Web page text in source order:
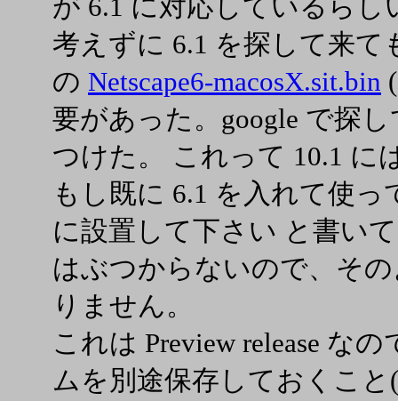
が 6.1 に対応しているら
考えずに 6.1 を探して来
の Netscape6-macosX.sit.bin
要があった。google で探
つけた。 これって 10.1 に
もし既に 6.1 を入れて使
に設置して下さい と書い
はぶつからないので、そ
りません。
これは Preview release な
ムを別途保存しておくこと